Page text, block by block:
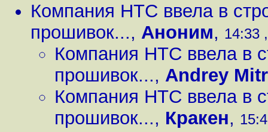
Компания HTC ввела в
прошивок..., Аноним, 14:33
Компания HTC ввела в
прошивок..., Andrey
Компания HTC ввела в
прошивок..., Кракен,